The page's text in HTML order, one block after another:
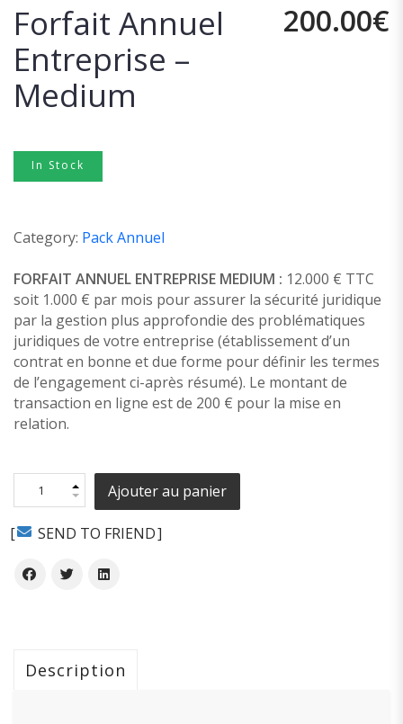
Forfait Annuel
Entreprise –
Medium
In Stock
200.00€
Category: Pack Annuel
FORFAIT ANNUEL ENTREPRISE MEDIUM : 12.000 € TTC
soit 1.000 € par mois pour assurer la sécurité juridique
par la gestion plus approfondie des problématiques
juridiques de votre entreprise (établissement d’un
contrat en bonne et due forme pour définir les termes
de l’engagement ci-après résumé). Le montant de
transaction en ligne est de 200 € pour la mise en
relation.
Ajouter au panier
SEND TO FRIEND
Description